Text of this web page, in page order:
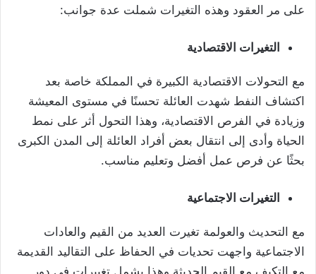
على مر العقود وهذه التغيرات شملت عدة جوانب:
التغيرات الاقتصادية
مع التحولات الاقتصادية الكبيرة في المملكة خاصة بعد
اكتشاف النفط شهدت العائلة تحسنًا في مستوى المعيشة
وزيادة في الفرص الاقتصادية، وهذا التحول أثر على نمط
الحياة وأدى إلى انتقال بعض أفراد العائلة إلى المدن الكبرى
بحثًا عن فرص عمل أفضل وتعليم مناسب.
التغيرات الاجتماعية
مع التحديث والعولمة تغيرت العديد من القيم والعادات
الاجتماعية واجهت تحديات في الحفاظ على التقاليد القديمة
مع التكيف مع القيم الحديثة وهذا يشمل تغييرات في دور